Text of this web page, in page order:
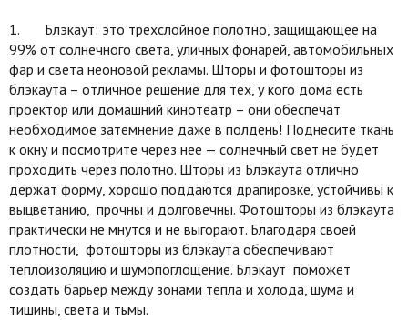
1. Блэкаут: это трехслойное полотно, защищающее на
99% от солнечного света, уличных фонарей, автомобильных
фар и света неоновой рекламы. Шторы и фотошторы из
блэкаута – отличное решение для тех, у кого дома есть
проектор или домашний кинотеатр – они обеспечат
необходимое затемнение даже в полдень! Поднесите ткань
к окну и посмотрите через нее — солнечный свет не будет
проходить через полотно. Шторы из Блэкаута отлично
держат форму, хорошо поддаются драпировке, устойчивы к
выцветанию, прочны и долговечны. Фотошторы из блэкаута
практически не мнутся и не выгорают. Благодаря своей
плотности, фотошторы из блэкаута обеспечивают
теплоизоляцию и шумопоглощение. Блэкаут поможет
создать барьер между зонами тепла и холода, шума и
тишины, света и тьмы.